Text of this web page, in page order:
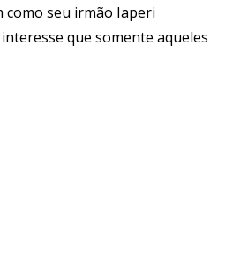
como seu irmão Iaperi
que somente aqueles